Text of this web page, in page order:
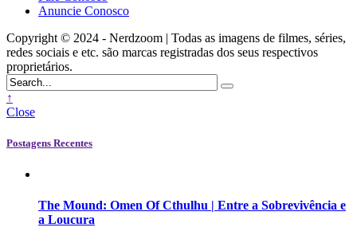
Anuncie Conosco
Copyright © 2024 - Nerdzoom | Todas as imagens de filmes, séries,
redes sociais e etc. são marcas registradas dos seus respectivos
proprietários.
↑
Close
Postagens Recentes
The Mound: Omen Of Cthulhu | Entre a Sobrevivência e
a Loucura